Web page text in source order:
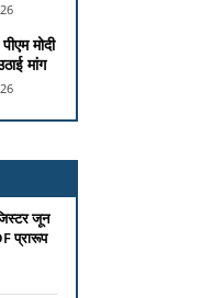
मोदी
मांग
जून
प्रारूप